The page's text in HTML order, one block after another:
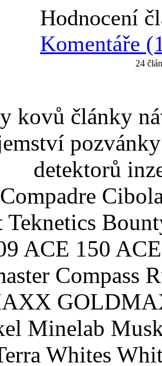
Hodnocení
Komentáře
24
kovů články
detektorů
Teknetics
ACE 150
Compass
Minelab
Whites